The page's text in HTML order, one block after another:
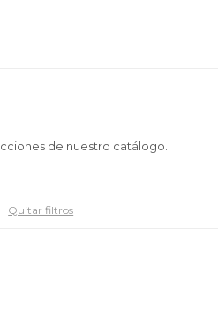
de nuestro catálogo.
Quitar filtros